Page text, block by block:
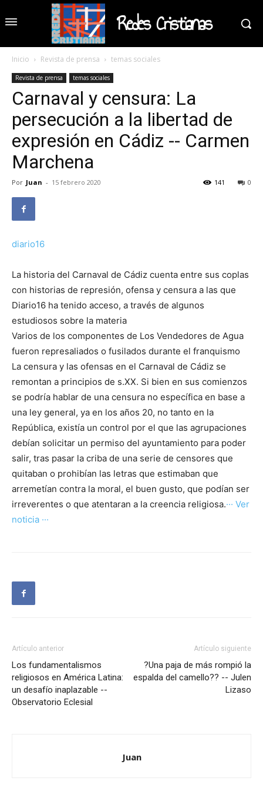
Redes Cristianas
Inicio Revista de prensa temas sociales
Revista de prensa temas sociales
Carnaval y censura: La
persecución a la libertad de
expresión en Cádiz -- Carmen
Marchena
Por Juan - 15 febrero 2020 0
141
diario16
La historia del Carnaval de Cádiz cuenta entre sus coplas
con historias de represión, ofensa y censura a las que
Diario16 ha tenido acceso, a través de algunos
estudiosos sobre la materia
Varios de los componentes de Los Vendedores de Agua
fueron represaliados o fusilados durante el franquismo
La censura y las ofensas en el Carnaval de Cádiz se
remontan a principios de s.XX. Si bien en sus comienzos
se podría hablar de una censura no específica en base a
una ley general, ya en los años 20, no tanto en la
República, existía un control por el que las agrupaciones
debían solicitar un permiso del ayuntamiento para poder
salir, tras pasar la criba de una serie de censores que
quitaban o prohibían las letras que estimaban que
arremetían contra la moral, el buen gusto, que podían ser
irreverentes o que atentaran a la creencia religiosa.··· Ver
noticia ···
Artículo anterior
Los fundamentalismos
religiosos en América Latina:
un desafío inaplazable --
Observatorio Eclesial
Artículo siguiente
?Una paja de más rompió la
espalda del camello?? -- Julen
Lizaso
Juan